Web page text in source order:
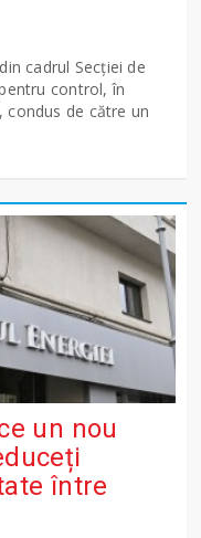
cadrul Secției de
control, în
de către un
un nou
între